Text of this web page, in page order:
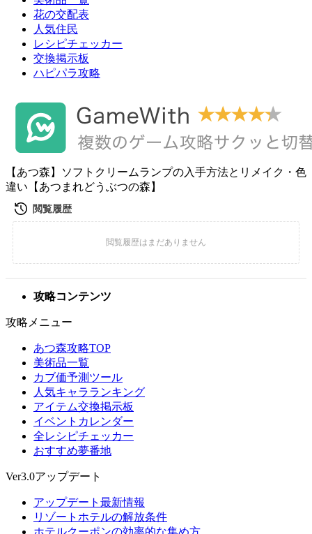
花の交配表
人気住民
レシピチェッカー
交換掲示板
ハピパラ攻略
【あつ森】ソフトクリームランプの入手方法とリメイク・色
違い【あつまれどうぶつの森】
攻略コンテンツ
攻略メニュー
あつ森攻略TOP
美術品一覧
カブ価予測ツール
人気キャラランキング
アイテム交換掲示板
イベントカレンダー
全レシピチェッカー
おすすめ夢番地
Ver3.0アップデート
アップデート最新情報
リゾートホテルの解放条件
ホテルクーポンの効率的な集め方